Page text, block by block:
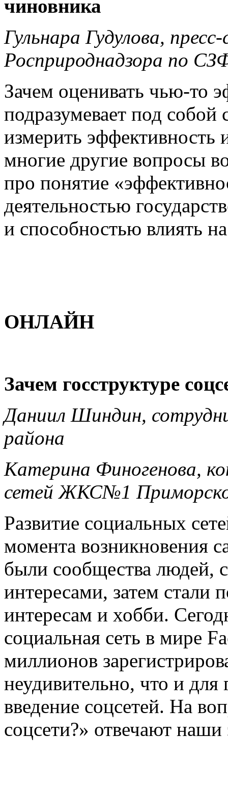
чиновника
Гульнара Гудулова,
Росприроднадзора по
Зачем оценивать чью-то
подразумевает под
измерить эффективность
многие другие вопросы
про понятие
деятельностью
и способностью влиять
ОНЛАЙН
Зачем госструктуре
Даниил Шиндин,
района
Катерина Финогенова,
сетей ЖКС№1
Развитие социальных
момента возникновения
были сообщества людей,
интересами, затем стали
интересам и хобби.
социальная сеть в мире
миллионов
неудивительно, что и для
введение соцсетей. На
соцсети?» отвечают наши